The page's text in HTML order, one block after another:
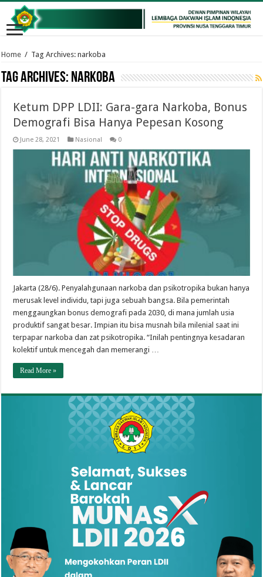
Home / Tag Archives: narkoba
Tag Archives: narkoba
Ketum DPP LDII: Gara-gara Narkoba, Bonus
Demografi Bisa Hanya Pepesan Kosong
June 28, 2021 Nasional 0
Jakarta (28/6). Penyalahgunaan narkoba dan psikotropika bukan hanya
merusak level individu, tapi juga sebuah bangsa. Bila pemerintah
menggaungkan bonus demografi pada 2030, di mana jumlah usia
produktif sangat besar. Impian itu bisa musnah bila milenial saat ini
terpapar narkoba dan zat psikotropika. “Inilah pentingnya kesadaran
kolektif untuk mencegah dan memerangi …
Read More »